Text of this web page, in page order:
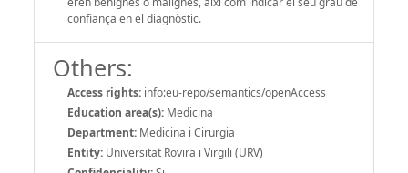
confiança en el diagnòstic.
Others:
Access rights: info:eu-repo/semantics/openAccess
Education area(s): Medicina
Department: Medicina i Cirurgia
Entity: Universitat Rovira i Virgili (URV)